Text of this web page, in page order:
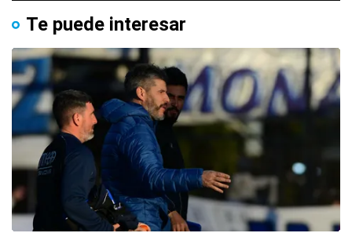
Te puede interesar